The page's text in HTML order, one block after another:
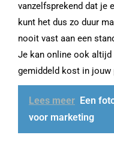
vanzelfsprekend dat je
kunt het dus zo duur
nooit vast aan een
Je kan online ook altijd
gemiddeld kost in jouw
Lees meer Een
voor marketing